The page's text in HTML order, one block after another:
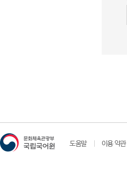
도움말 이용 약관